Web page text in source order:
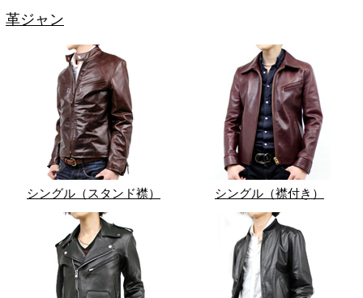
革ジャン
シングル（スタンド襟） シングル（襟付き）